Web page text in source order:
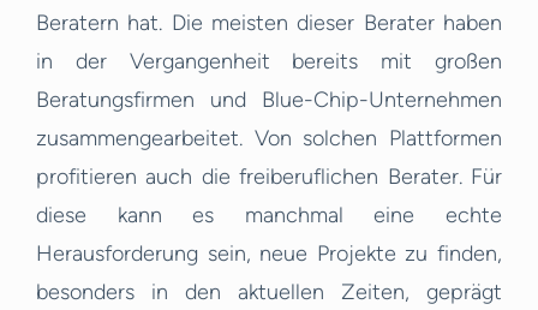
Beratern hat. Die meisten dieser Berater haben
in der Vergangenheit bereits mit großen
Beratungsfirmen und Blue-Chip-Unternehmen
zusammengearbeitet. Von solchen Plattformen
profitieren auch die freiberuflichen Berater. Für
diese kann es manchmal eine echte
Herausforderung sein, neue Projekte zu finden,
besonders in den aktuellen Zeiten, geprägt